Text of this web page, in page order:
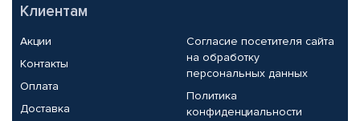
Клиентам
Акции
Контакты
Оплата
Доставка
Согласие посетителя сайта
на обработку
персональных данных
Политика
конфиденциальности